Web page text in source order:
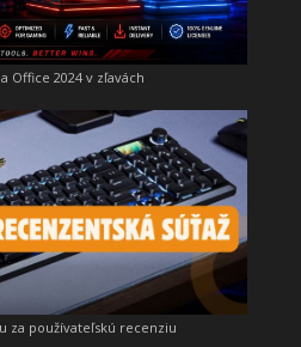
Office 2024 v zľavách
za používateľskú recenziu